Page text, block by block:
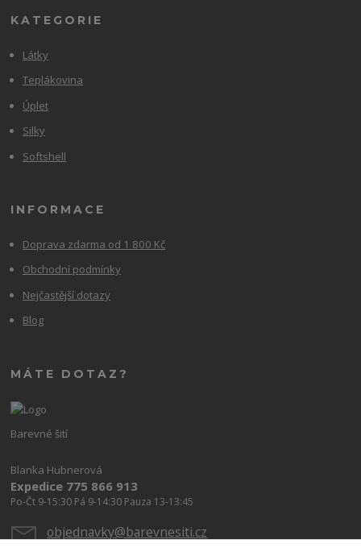
KATEGORIE
Látky
Teplákovina
Úplet
Silky
Softshell
INFORMACE
Doprava zdarma od 1 800 Kč
Obchodní podmínky
Nejčastější dotazy
Blog
MÁTE DOTAZ?
Barevné šití
Blanka Hubnerová
Expedice 775 866 913
Po-Čt 9-15:30 Pá 9-14:30 Pauza 13-13:45
objednavky@barevnesiti.cz